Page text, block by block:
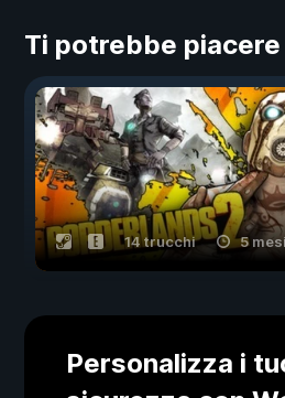
Ti potrebbe piacere
14 trucchi 5
Personalizza i